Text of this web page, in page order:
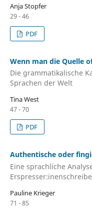
Anja Stopfer
29 - 46
PDF
Wenn man die Quelle
Die grammatikalische
Sprachen der Welt
Tina West
47 - 70
PDF
Authentische oder
Eine sprachliche
Pauline Krieger
71 - 85